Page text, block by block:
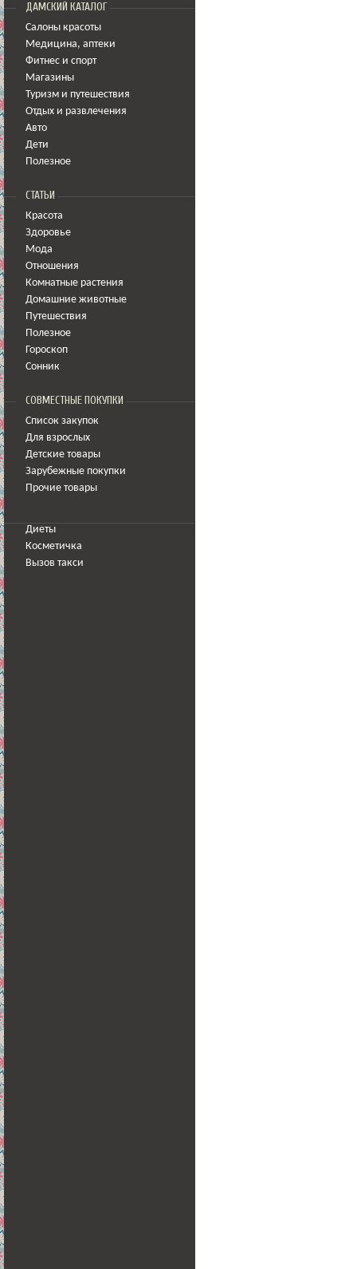
ДАМСКИЙ КАТАЛОГ
Салоны красоты
Медицина, аптеки
Фитнес и спорт
Магазины
Туризм и путешествия
Отдых и развлечения
Авто
Дети
Полезное
СТАТЬИ
Красота
Здоровье
Мода
Отношения
Комнатные растения
Домашние животные
Путешествия
Полезное
Гороскоп
Сонник
СОВМЕСТНЫЕ ПОКУПКИ
Список закупок
Для взрослых
Детские товары
Зарубежные покупки
Прочие товары
Диеты
Косметичка
Вызов такси